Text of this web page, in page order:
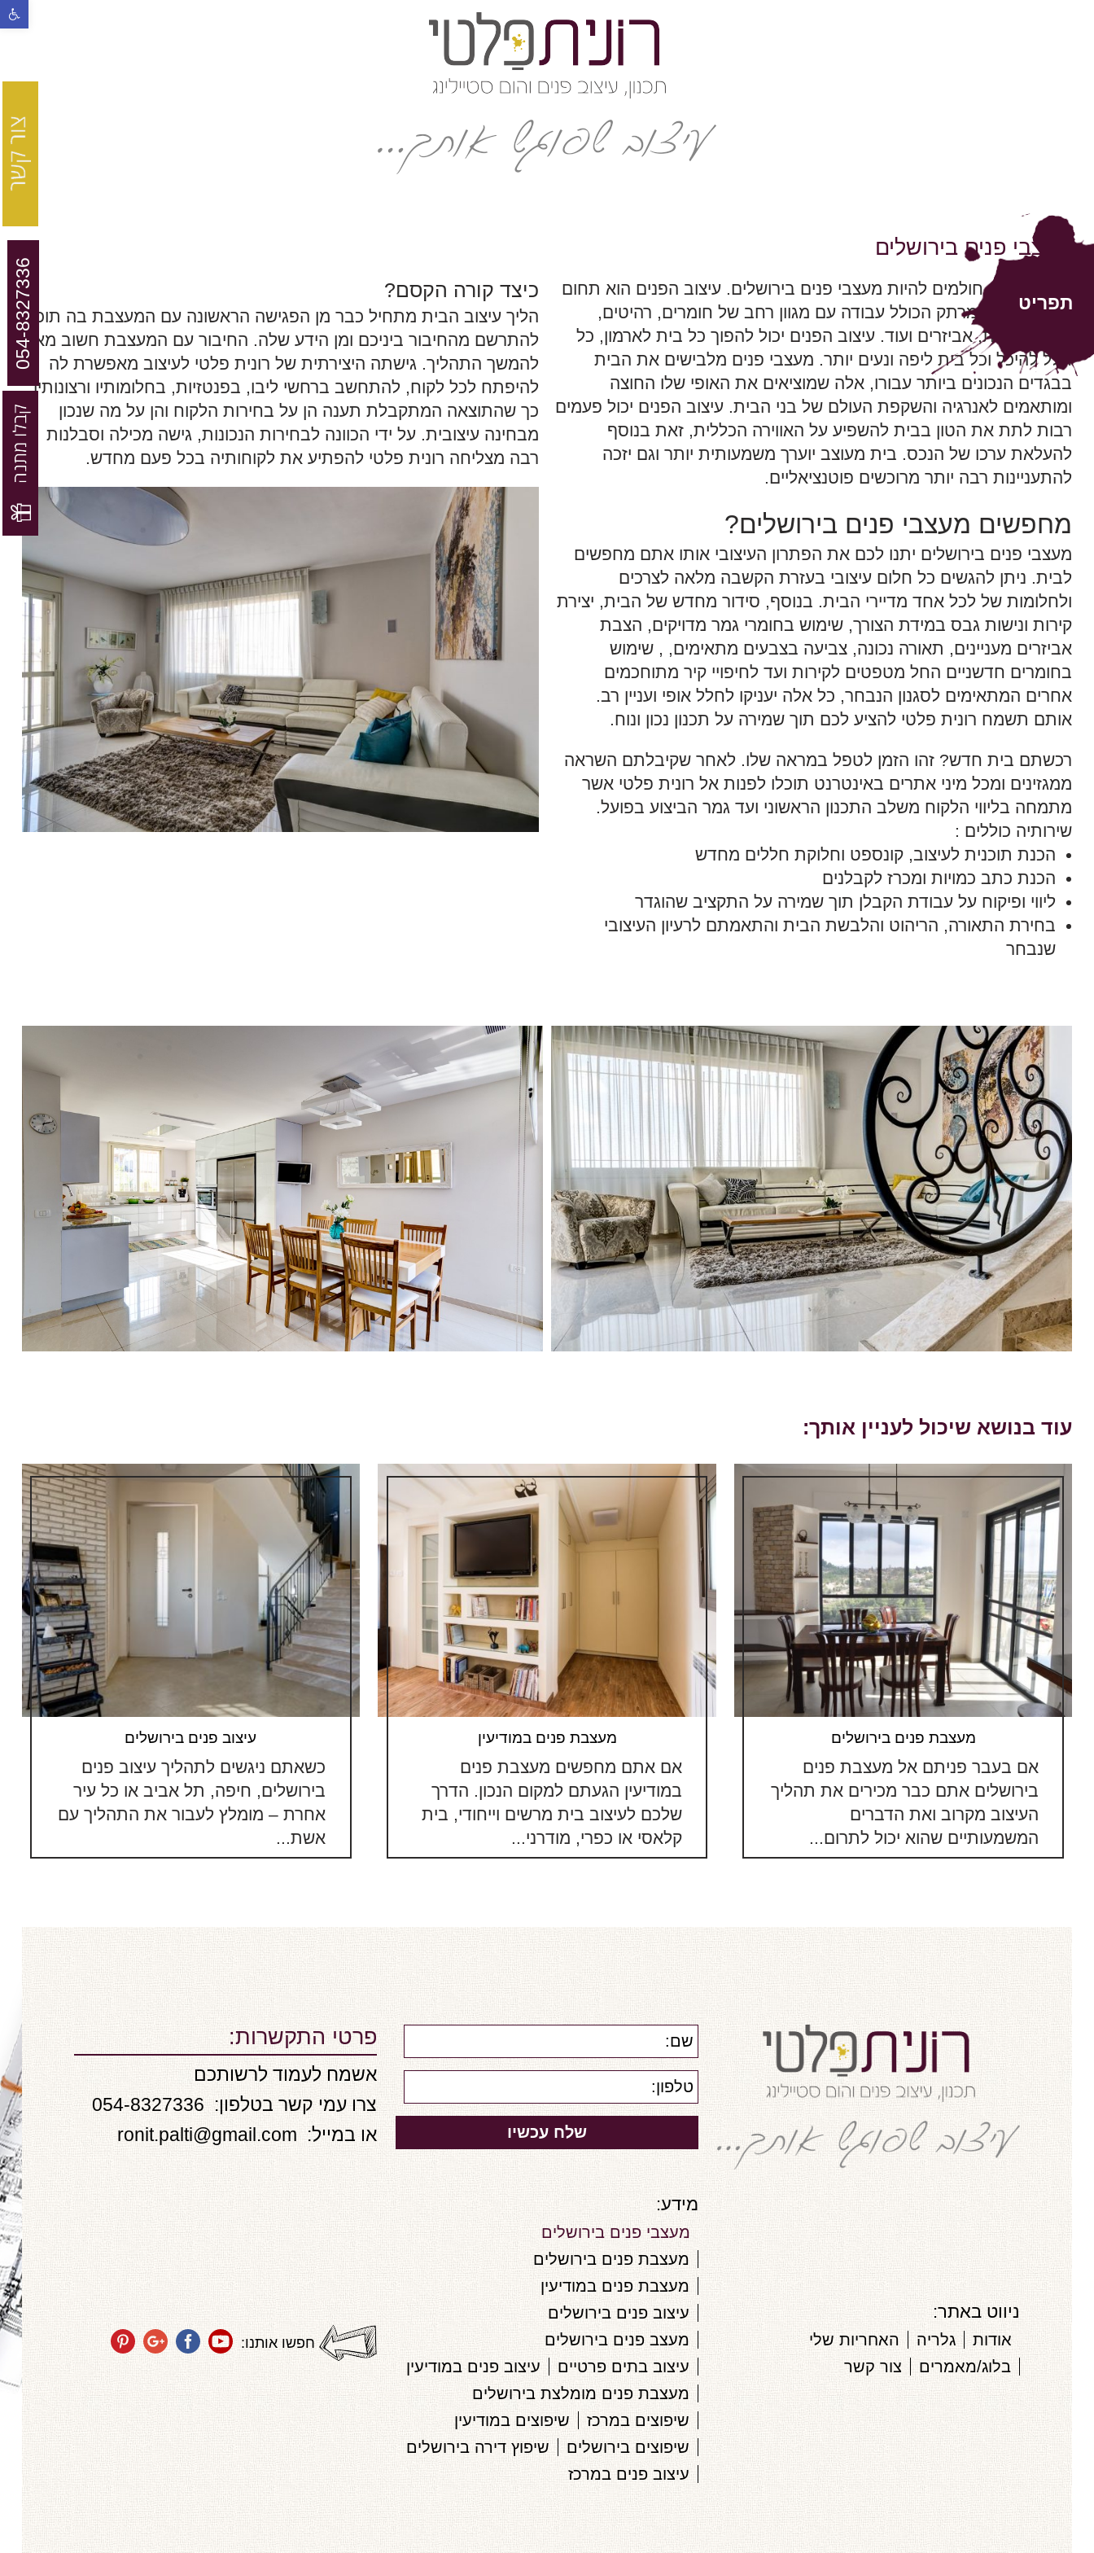
פתח
תפריט
מעצבי פנים בירושלים
אנשים רבים חולמים להיות מעצבי פנים בירושלים. עיצוב הפנים הוא תחום
דינמי, מעניין ומרתק הכולל עבודה עם מגוון רחב של חומרים, רהיטים,
בדים, וילונות, אביזרים ועוד. עיצוב הפנים יכול להפוך כל בית לארמון, כל
חלל להיכל וכל בית ליפה ונעים יותר. מעצבי פנים מלבישים את הבית
בבגדים הנכונים ביותר עבורו, אלה שמוציאים את האופי שלו החוצה
ומותאמים לאנרגיה והשקפת העולם של בני הבית. עיצוב הפנים יכול פעמים
רבות לתת את הטון בבית להשפיע על האווירה הכללית, זאת בנוסף
להעלאת ערכו של הנכס. בית מעוצב יוערך משמעותית יותר וגם יזכה
להתעניינות רבה יותר מרוכשים פוטנציאליים.
מחפשים מעצבי פנים בירושלים?
מעצבי פנים בירושלים יתנו לכם את הפתרון העיצובי אותו אתם מחפשים
לבית. ניתן להגשים כל חלום עיצובי בעזרת הקשבה מלאה לצרכים
ולחלומות של לכל אחד מדיירי הבית. בנוסף, סידור מחדש של הבית, יצירת
קירות ונישות גבס במידת הצורך, שימוש בחומרי גמר מדויקים, הצבת
אביזרים מעניינים, תאורה נכונה, צביעה בצבעים מתאימים, , שימוש
בחומרים חדשניים החל מטפטים לקירות ועד לחיפויי קיר מתוחכמים
אחרים המתאימים לסגנון הנבחר, כל אלה יעניקו לחלל אופי ועניין רב.
אותם תשמח רונית פלטי להציע לכם תוך שמירה על תכנון נכון ונוח.
רכשתם בית חדש? זהו הזמן לטפל במראה שלו. לאחר שקיבלתם השראה
ממגזינים ומכל מיני אתרים באינטרנט תוכלו לפנות אל רונית פלטי אשר
מתמחה בליווי הלקוח משלב התכנון הראשוני ועד גמר הביצוע בפועל.
שירותיה כוללים :
הכנת תוכנית לעיצוב, קונספט וחלוקת חללים מחדש
הכנת כתב כמויות ומכרז לקבלנים
ליווי ופיקוח על עבודת הקבלן תוך שמירה על התקציב שהוגדר
בחירת התאורה, הריהוט והלבשת הבית והתאמתם לרעיון העיצובי
שנבחר
כיצד קורה הקסם?
הליך עיצוב הבית מתחיל כבר מן הפגישה הראשונה עם המעצבת בה תוכלו
להתרשם מהחיבור ביניכם ומן הידע שלה. החיבור עם המעצבת חשוב מאד
להמשך התהליך. גישתה היצירתית של רונית פלטי לעיצוב מאפשרת לה
להיפתח לכל לקוח, להתחשב ברחשי ליבו, בפנטזיות, בחלומותיו ורצונותיו
כך שהתוצאה המתקבלת תענה הן על בחירות הלקוח והן על מה שנכון
מבחינה עיצובית. על ידי הכוונה לבחירות הנכונות, גישה מכילה וסבלנות
רבה מצליחה רונית פלטי להפתיע את לקוחותיה בכל פעם מחדש.
עוד בנושא שיכול לעניין אותך:
מעצבת פנים בירושלים
אם בעבר פניתם אל מעצבת פנים
בירושלים אתם כבר מכירים את תהליך
העיצוב מקרוב ואת הדברים
המשמעותיים שהוא יכול לתרום...
מעצבת פנים במודיעין
אם אתם מחפשים מעצבת פנים
במודיעין הגעתם למקום הנכון. הדרך
שלכם לעיצוב בית מרשים וייחודי, בית
קלאסי או כפרי, מודרני...
עיצוב פנים בירושלים
כשאתם ניגשים לתהליך עיצוב פנים
בירושלים, חיפה, תל אביב או כל עיר
אחרת – מומלץ לעבור את התהליך עם
אשת...
פרטי התקשרות:
אשמח לעמוד לרשותכם
צרו עמי קשר בטלפון:054-8327336
או במייל: ronit.palti@gmail.com
ניווט באתר:
אודות גלריה
האחריות שלי
בלוג/מאמרים
צור קשר
מידע:
מעצבי פנים בירושלים
מעצבת פנים בירושלים
מעצבת פנים במודיעין
עיצוב פנים בירושלים
מעצב פנים בירושלים
עיצוב בתים פרטיים
עיצוב פנים במודיעין
מעצבת פנים מומלצת בירושלים
שיפוצים במרכז
שיפוצים במודיעין
שיפוצים בירושלים
שיפוץ דירה בירושלים
עיצוב פנים במרכז
חפשו אותנו:
054-8327336